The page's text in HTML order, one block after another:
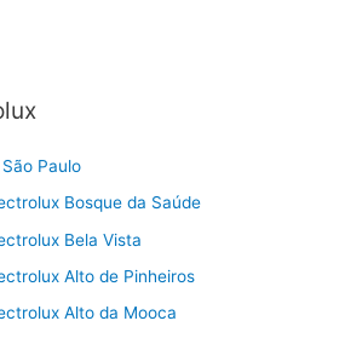
Paulo
Bosque da Saúde
Bela Vista
Alto de Pinheiros
Alto da Mooca